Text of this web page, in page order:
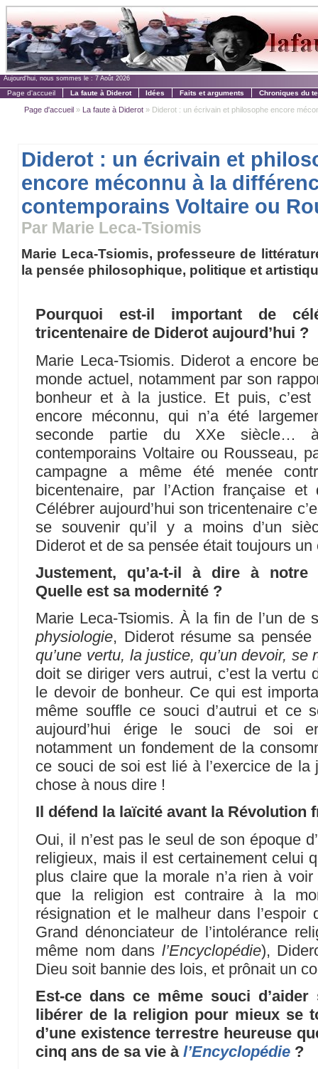
Aujourd'hui, nous sommes le : 7 Août 2026
Page d'accueil La faute à Diderot Idées Faits et arguments Chroniques du
Page d'accueil » La faute à Diderot » Diderot : un écrivain et philosophe encore
Diderot : un écrivain et
encore méconnu à la
contemporains Voltaire ou
Par Marie Leca-Tsiomis
Marie Leca-Tsiomis, professeure de
la pensée philosophique, politique et
Pourquoi est-il important de
tricentenaire de Diderot aujourd’hui ?
Marie Leca-Tsiomis. Diderot a encore
monde actuel, notamment par son
bonheur et à la justice. Et puis,
encore méconnu, qui n’a été
seconde partie du XXe siècle…
contemporains Voltaire ou Rousseau,
campagne a même été menée
bicentenaire, par l’Action française
Célébrer aujourd’hui son tricentenaire
se souvenir qu’il y a moins d’un
Diderot et de sa pensée était toujours un
Justement, qu’a-t-il à dire à notre
Quelle est sa modernité ?
Marie Leca-Tsiomis. À la fin de l’un de
physiologie, Diderot résume sa
qu’une vertu, la justice, qu’un devoir, se
doit se diriger vers autrui, c’est la vertu
le devoir de bonheur. Ce qui est
même souffle ce souci d’autrui et ce
aujourd’hui érige le souci de soi
notamment un fondement de la
ce souci de soi est lié à l’exercice de
chose à nous dire !
Il défend la laïcité avant la Révolution
Oui, il n’est pas le seul de son époque
religieux, mais il est certainement celui
plus claire que la morale n’a rien à
que la religion est contraire à la
résignation et le malheur dans l’espoir
Grand dénonciateur de l’intolérance
même nom dans l’Encyclopédie),
Dieu soit bannie des lois, et prônait un
Est-ce dans ce même souci
libérer de la religion pour mieux se
d’une existence terrestre heureuse
cinq ans de sa vie àl’Encyclopédie ?